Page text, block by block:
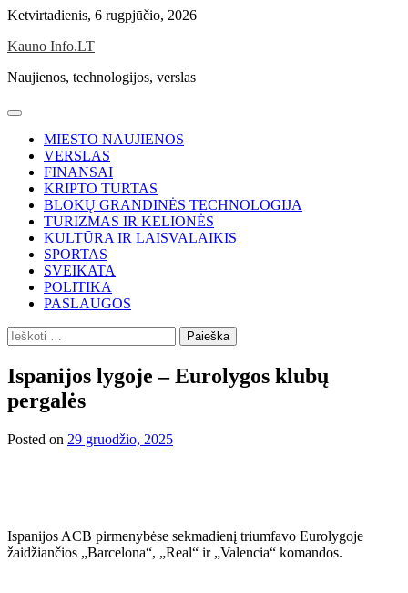
Skip
content
Ketvirtadienis, 6 rugpjūčio, 2026
Kauno Info.LT
Naujienos, technologijos, verslas
MIESTO NAUJIENOS
VERSLAS
FINANSAI
KRIPTO TURTAS
BLOKŲ GRANDINĖS TECHNOLOGIJA
TURIZMAS IR KELIONĖS
KULTŪRA IR LAISVALAIKIS
SPORTAS
SVEIKATA
POLITIKA
PASLAUGOS
Ieškoti:
Ispanijos lygoje – Eurolygos klubų
pergalės
Posted on 29 gruodžio, 2025
Ispanijos ACB pirmenybėse sekmadienį triumfavo Eurolygoje
žaidžiančios „Barcelona“, „Real“ ir „Valencia“ komandos.